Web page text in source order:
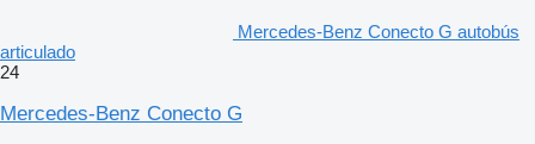
Mercedes-Benz Conecto G autobús
articulado
24
Mercedes-Benz Conecto G